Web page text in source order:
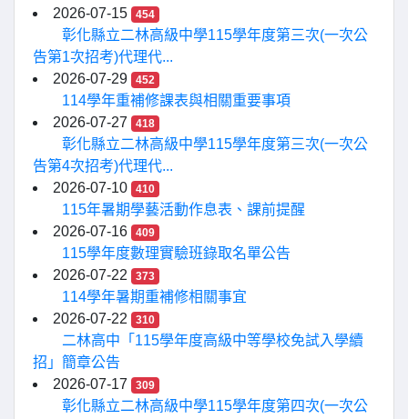
2026-07-15
454
彰化縣立二林高級中學115學年度第三次(一次公
告第1次招考)代理代...
2026-07-29
452
114學年重補修課表與相關重要事項
2026-07-27
418
彰化縣立二林高級中學115學年度第三次(一次公
告第4次招考)代理代...
2026-07-10
410
115年暑期學藝活動作息表、課前提醒
2026-07-16
409
115學年度數理實驗班錄取名單公告
2026-07-22
373
114學年暑期重補修相關事宜
2026-07-22
310
二林高中「115學年度高級中等學校免試入學續
招」簡章公告
2026-07-17
309
彰化縣立二林高級中學115學年度第四次(一次公